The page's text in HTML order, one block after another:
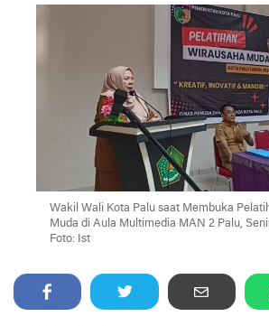
Wakil Wali Kota Palu saat Membuka
Muda di Aula Multimedia MAN 2 Palu,
Foto: Ist